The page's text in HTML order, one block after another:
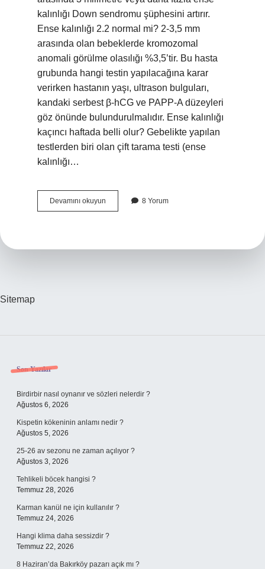
kalınlığı Down sendromu şüphesini artırır.
Ense kalınlığı 2.2 normal mi? 2-3,5 mm
arasında olan bebeklerde kromozomal
anomali görülme olasılığı %3,5’tir. Bu hasta
grubunda hangi testin yapılacağına karar
verirken hastanın yaşı, ultrason bulguları,
kandaki serbest β-hCG ve PAPP-A düzeyleri
göz önünde bulundurulmalıdır. Ense kalınlığı
kaçıncı haftada belli olur? Gebelikte yapılan
testlerden biri olan çift tarama testi (ense
kalınlığı…
Devamını okuyun
Kalın
8 Yorum
Sitemap
Sidebar
Son Yazılar
Birdirbir nasıl oynanır ve sözleri nelerdir ?
Ağustos 6, 2026
Kispetin kökeninin anlamı nedir ?
Ağustos 5, 2026
25-26 av sezonu ne zaman açılıyor ?
Ağustos 3, 2026
Tehlikeli böcek hangisi ?
Temmuz 28, 2026
Karman kanül ne için kullanılır ?
Temmuz 24, 2026
Hangi klima daha sessizdir ?
Temmuz 22, 2026
8 Haziran’da Bakırköy pazarı açık mı ?